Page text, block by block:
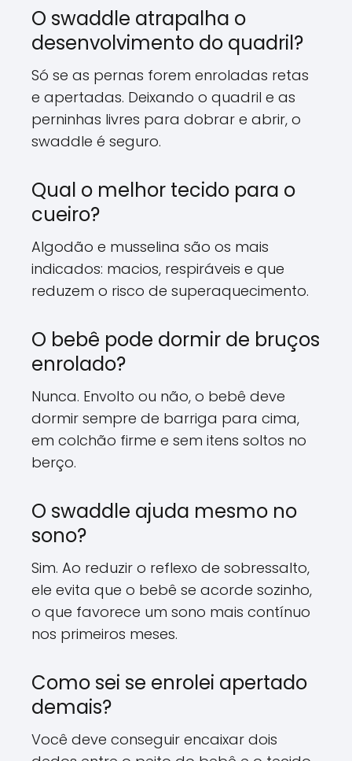
O swaddle atrapalha o
desenvolvimento do quadril?
Só se as pernas forem enroladas retas
e apertadas. Deixando o quadril e as
perninhas livres para dobrar e abrir, o
swaddle é seguro.
Qual o melhor tecido para o
cueiro?
Algodão e musselina são os mais
indicados: macios, respiráveis e que
reduzem o risco de superaquecimento.
O bebê pode dormir de bruços
enrolado?
Nunca. Envolto ou não, o bebê deve
dormir sempre de barriga para cima,
em colchão firme e sem itens soltos no
berço.
O swaddle ajuda mesmo no
sono?
Sim. Ao reduzir o reflexo de sobressalto,
ele evita que o bebê se acorde sozinho,
o que favorece um sono mais contínuo
nos primeiros meses.
Como sei se enrolei apertado
demais?
Você deve conseguir encaixar dois